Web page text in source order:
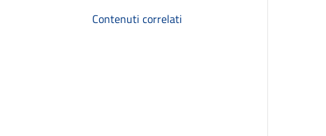
Contenuti correlati